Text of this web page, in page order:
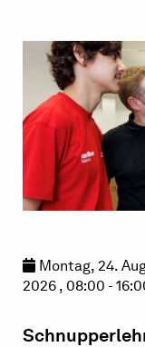
Montag, 24.
2026 , 08:00 -